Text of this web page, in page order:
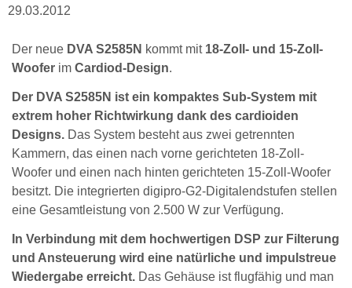
29.03.2012
Der neue DVA S2585N kommt mit 18-Zoll- und 15-Zoll-
Woofer im Cardiod-Design.
Der DVA S2585N ist ein kompaktes Sub-System mit
extrem hoher Richtwirkung dank des cardioiden
Designs. Das System besteht aus zwei getrennten
Kammern, das einen nach vorne gerichteten 18-Zoll-
Woofer und einen nach hinten gerichteten 15-Zoll-Woofer
besitzt. Die integrierten digipro-G2-Digitalendstufen stellen
eine Gesamtleistung von 2.500 W zur Verfügung.
In Verbindung mit dem hochwertigen DSP zur Filterung
und Ansteuerung wird eine natürliche und impulstreue
Wiedergabe erreicht. Das Gehäuse ist flugfähig und man